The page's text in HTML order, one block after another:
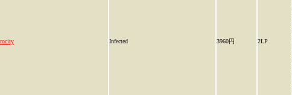
Infected 3960円 2LP